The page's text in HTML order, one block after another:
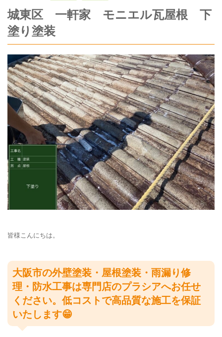
城東区 一軒家 モニエル瓦屋根 下
塗り塗装
皆様こんにちは。
大阪市の外壁塗装・屋根塗装・雨漏り修
理・防水工事は専門店のプラシアへお任せ
ください。低コストで高品質な施工を保証
いたします😁